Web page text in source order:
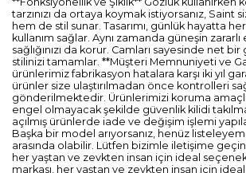
tarzınızı da ortaya koymak istiyorsanız, Saint
hem de stil sunar. Tasarımı, günlük hayatta
kullanım sağlar. Aynı zamanda güneşin
sağlığınızı da korur. Camları sayesinde net
stilinizi tamamlar. **Müşteri Memnuniyeti ve
ürünlerimiz fabrikasyon hatalara karşı iki yıl
ürünler size ulaştırılmadan önce kontrolleri
gönderilmektedir. Ürünlerimizi koruma
engel olmayacak şekilde güvenlik kilidi
açılmış ürünlerde iade ve değişim işlemi
Başka bir model arıyorsanız, henüz
arasında olabilir. Lütfen bizimle iletişime
her yaştan ve zevkten insan için ideal
markası, her yaştan ve zevkten insan için